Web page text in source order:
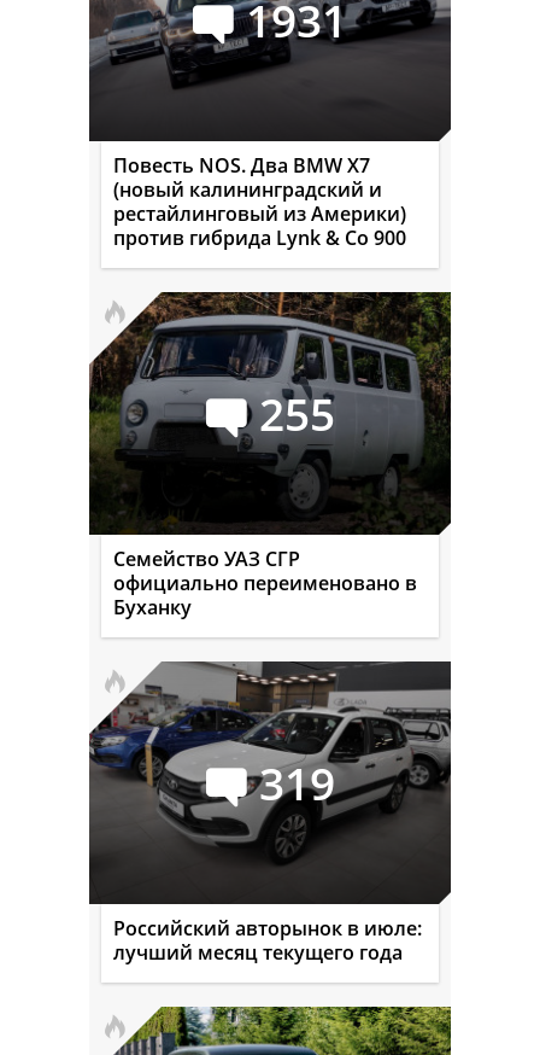
1931
Повесть NOS. Два BMW X7
(новый калининградский и
рестайлинговый из Америки)
против гибрида Lynk & Co 900
255
Семейство УАЗ СГР
официально переименовано в
Буханку
319
Российский авторынок в июле:
лучший месяц текущего года